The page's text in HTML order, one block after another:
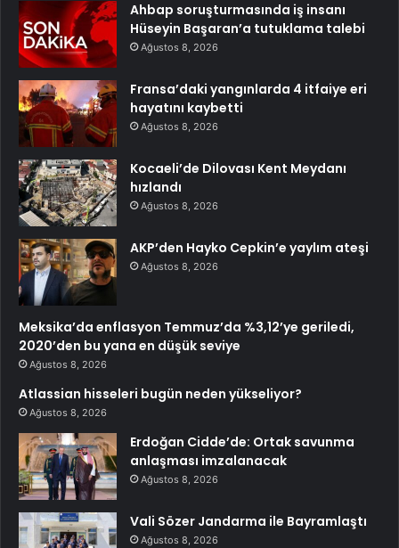
Ahbap soruşturmasında iş insanı
Hüseyin Başaran’a tutuklama talebi
Ağustos 8, 2026
Fransa’daki yangınlarda 4 itfaiye eri
hayatını kaybetti
Ağustos 8, 2026
Kocaeli’de Dilovası Kent Meydanı
hızlandı
Ağustos 8, 2026
AKP’den Hayko Cepkin’e yaylım ateşi
Ağustos 8, 2026
Meksika’da enflasyon Temmuz’da %3,12’ye geriledi,
2020’den bu yana en düşük seviye
Ağustos 8, 2026
Atlassian hisseleri bugün neden yükseliyor?
Ağustos 8, 2026
Erdoğan Cidde’de: Ortak savunma
anlaşması imzalanacak
Ağustos 8, 2026
Vali Sözer Jandarma ile Bayramlaştı
Ağustos 8, 2026